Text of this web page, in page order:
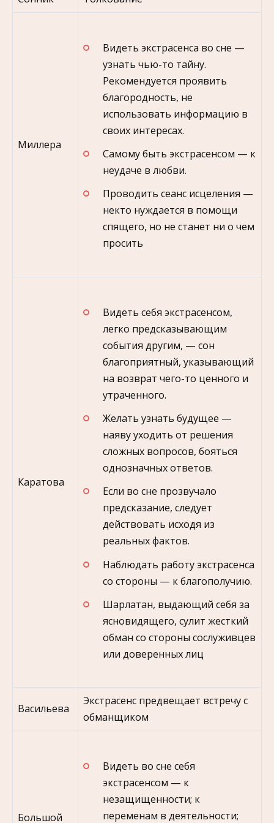
Миллера
Видеть экстрасенса во сне —
узнать чью-то тайну.
Рекомендуется проявить
благородность, не
использовать информацию в
своих интересах.
Самому быть экстрасенсом — к
неудаче в любви.
Проводить сеанс исцеления —
некто нуждается в помощи
спящего, но не станет ни о чем
просить
Каратова
Видеть себя экстрасенсом,
легко предсказывающим
события другим, — сон
благоприятный, указывающий
на возврат чего-то ценного и
утраченного.
Желать узнать будущее —
наяву уходить от решения
сложных вопросов, бояться
однозначных ответов.
Если во сне прозвучало
предсказание, следует
действовать исходя из
реальных фактов.
Наблюдать работу экстрасенса
со стороны — к благополучию.
Шарлатан, выдающий себя за
ясновидящего, сулит жесткий
обман со стороны сослуживцев
или доверенных лиц
Васильева
Экстрасенс предвещает встречу с
обманщиком
Большой
Видеть во сне себя
экстрасенсом — к
незащищенности; к
переменам в деятельности;